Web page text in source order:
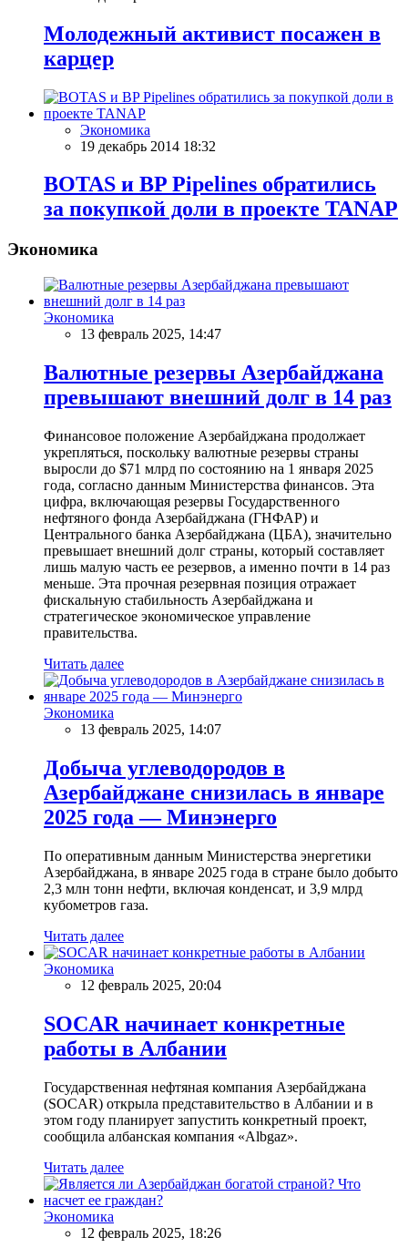
Молодежный активист посажен в
карцер
Экономика
19 декабрь 2014 18:32
BOTAS и BP Pipelines обратились
за покупкой доли в проекте TANAP
Экономика
Экономика
13 февраль 2025, 14:47
Валютные резервы Азербайджана
превышают внешний долг в 14 раз
Финансовое положение Азербайджана продолжает
укрепляться, поскольку валютные резервы страны
выросли до $71 млрд по состоянию на 1 января 2025
года, согласно данным Министерства финансов. Эта
цифра, включающая резервы Государственного
нефтяного фонда Азербайджана (ГНФАР) и
Центрального банка Азербайджана (ЦБА), значительно
превышает внешний долг страны, который составляет
лишь малую часть ее резервов, а именно почти в 14 раз
меньше. Эта прочная резервная позиция отражает
фискальную стабильность Азербайджана и
стратегическое экономическое управление
правительства.
Читать далее
Экономика
13 февраль 2025, 14:07
Добыча углеводородов в
Азербайджане снизилась в январе
2025 года — Минэнерго
По оперативным данным Министерства энергетики
Азербайджана, в январе 2025 года в стране было добыто
2,3 млн тонн нефти, включая конденсат, и 3,9 млрд
кубометров газа.
Читать далее
Экономика
12 февраль 2025, 20:04
SOCAR начинает конкретные
работы в Албании
Государственная нефтяная компания Азербайджана
(SOCAR) открыла представительство в Албании и в
этом году планирует запустить конкретный проект,
сообщила албанская компания «Albgaz».
Читать далее
Экономика
12 февраль 2025, 18:26